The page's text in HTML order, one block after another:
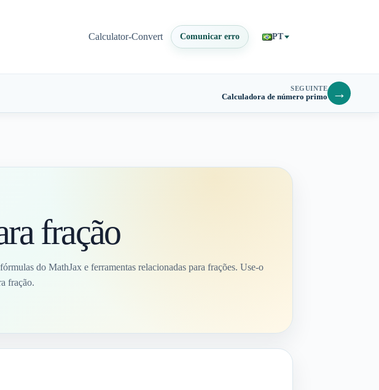
Calculator-Convert Comunicar erro PT
SEGUINTE
Calculadora de número primo →
fração
do MathJax e ferramentas relacionadas para frações. Use-o
fração.